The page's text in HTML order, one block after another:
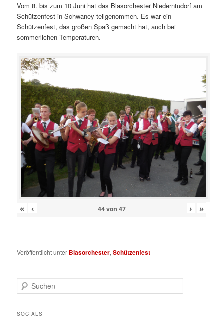
Vom 8. bis zum 10 Juni hat das Blasorchester Niederntudorf am
Schützenfest in Schwaney teilgenommen. Es war ein
Schützenfest, das großen Spaß gemacht hat, auch bei
sommerlichen Temperaturen.
« ‹ 44von 47 › »
Veröffentlicht unter Blasorchester,Schützenfest
u
h
SOCIALS